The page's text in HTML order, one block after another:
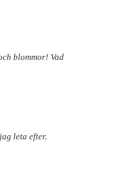
blommor! Vad
leta efter.